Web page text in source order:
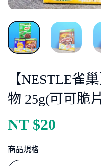
【NESTLE雀
物 25g(可可脆
NT $20
商品規格